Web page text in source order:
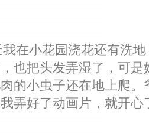
小花园浇花还有洗地
也把头发弄湿了，可
的小虫子还在地上爬
弄好了动画片，就开心